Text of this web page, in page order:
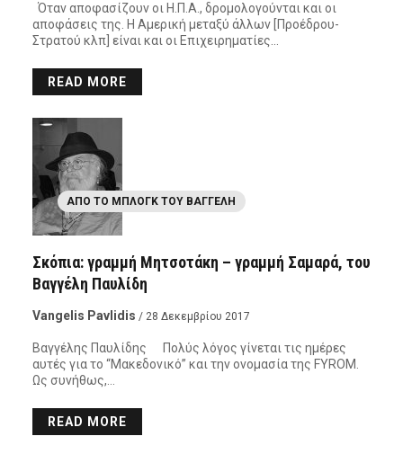
Όταν αποφασίζουν οι Η.Π.Α., δρομολογούνται και οι
αποφάσεις της. Η Αμερική μεταξύ άλλων [Προέδρου-
Στρατού κλπ] είναι και οι Επιχειρηματίες…
READ MORE
ΑΠΌ ΤΟ ΜΠΛΟΓΚ ΤΟΥ ΒΑΓΓΈΛΗ
Σκόπια: γραμμή Μητσοτάκη – γραμμή Σαμαρά, του
Βαγγέλη Παυλίδη
Vangelis Pavlidis / 28 Δεκεμβρίου 2017
Βαγγέλης Παυλίδης Πολύς λόγος γίνεται τις ημέρες
αυτές για το “Μακεδονικό” και την ονομασία της FYROM.
Ως συνήθως,…
READ MORE